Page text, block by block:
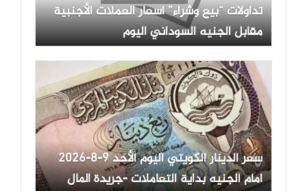
تداولات “بيع وشراء” أسعار العملات الأجنبية
مقابل الجنيه السوداني اليوم
سعر الدينار الكويتي اليوم الأحد 9-8-2026
أمام الجنيه بداية التعاملات -جريدة المال